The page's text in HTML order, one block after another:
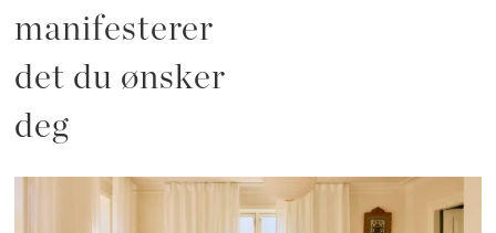
manifesterer
det du ønsker
deg